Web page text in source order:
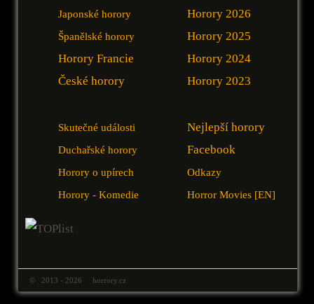
Japonské horory
Španělské horory
Horory Francie
České horory
Horory 2026
Horory 2025
Horory 2024
Horory 2023
Skutečné události
Duchařské horory
Horory o upírech
Horory - Komedie
Nejlepší horory
Facebook
Odkazy
Horror Movies [EN]
© 2013 - 2026 horrory.cz